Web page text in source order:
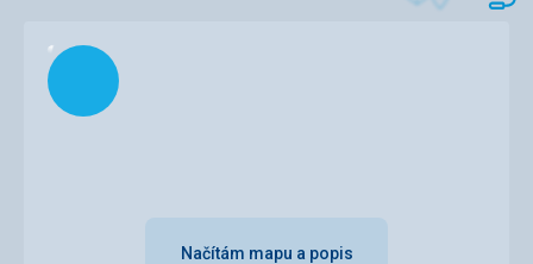
Snídaně chudé, bez obměny, nedostatečné množství.
Ubytování
Úklid denně v pořádku, jen to stěhování 2 dny po sobě nás
hodně obtěžovalo.
Načítám
Načítám mapu a popis